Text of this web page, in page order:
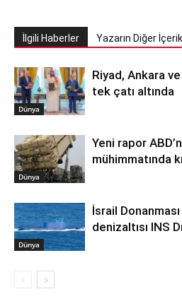
İlgili Haberler Yazarın Diğer
Dünya
Riyad, Ankara
tek çatı altında
Dünya
Yeni rapor
mühimmatında
Dünya
İsrail
denizaltısı INS